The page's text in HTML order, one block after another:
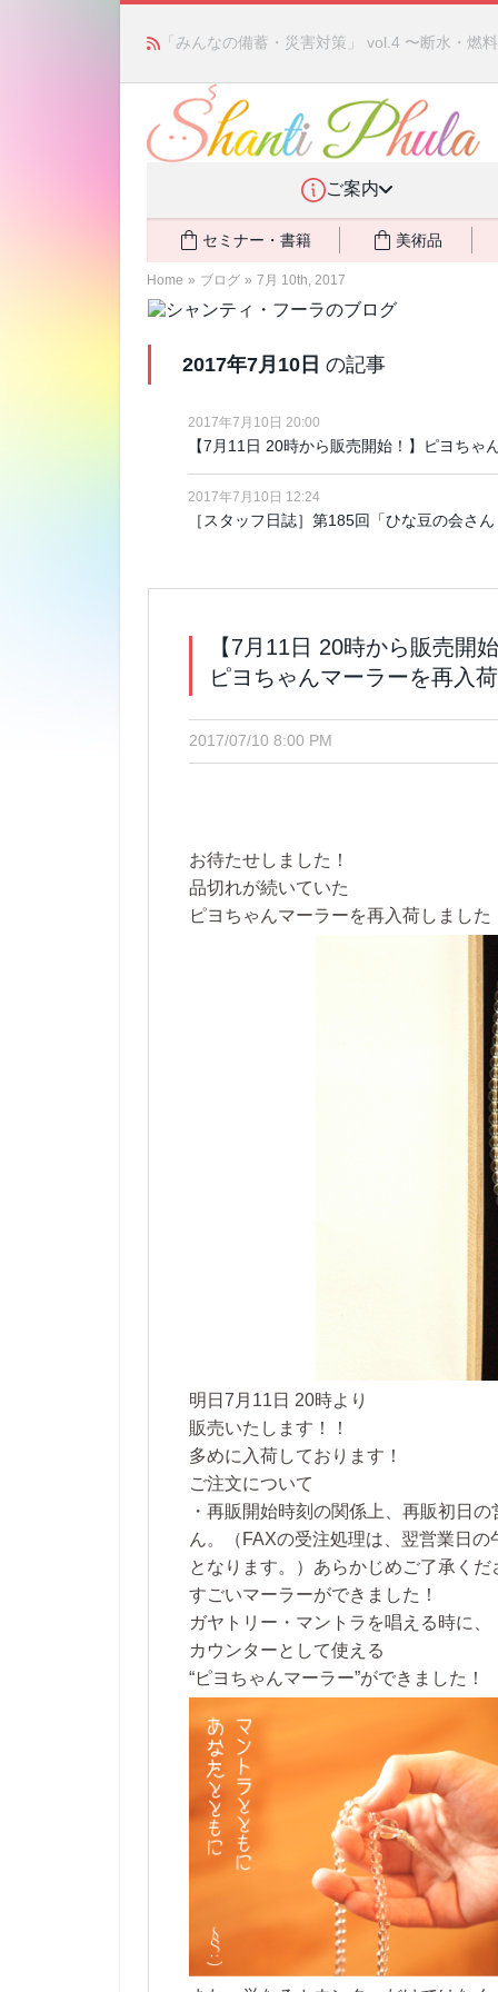
「みんなの備蓄・災害対策」 vol.4 〜断水・燃
ご案内
セミナー・書籍 美術品
Home » ブログ » 7月 10th, 2017
2017年7月10日 の記事
2017年7月10日 20:00
【7月11日 20時から販売開始！】ピヨちゃ
2017年7月10日 12:24
［スタッフ日誌］第185回「ひな豆の会さ
【7月11日 20時から販売開
ピヨちゃんマーラーを再入
2017/07/10 8:00 PM
お待たせしました！
品切れが続いていた
ピヨちゃんマーラーを再入荷しました
明日 7月11日 20時より
販売いたします！！
多めに入荷しております！
ご注文について
・再販開始時刻の関係上、 再販初日の
ん。
（FAXの受注処理は、翌営業日
となります。）あらかじめご了承くだ
すごいマーラーができました！
ガヤトリー・マントラを唱える時に、
カウンターとして使える
“ピヨちゃんマーラー”ができました！